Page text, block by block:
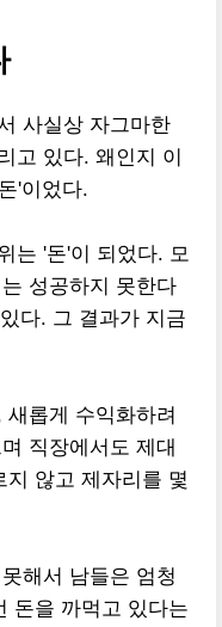
사실상 자그마한
고 있다. 왜인지 이
'이었다.
는 '돈'이 되었다. 모
성공하지 못한다
다. 그 결과가 지금
롭게 수익화하려
직장에서도 제대
않고 제자리를 몇
해서 남들은 엄청
돈을 까먹고 있다는